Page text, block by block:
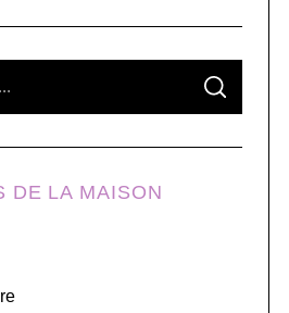
S
A
C
DE LA MAISON